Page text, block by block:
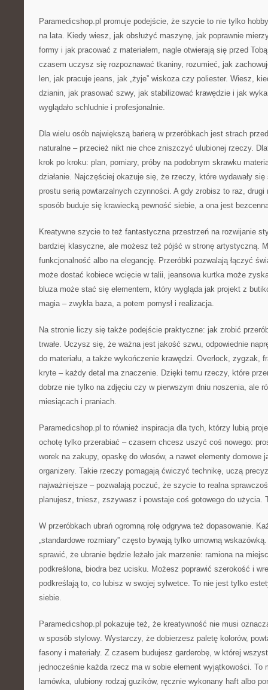
Paramedicshop.pl promuje podejście, że szycie to nie tylko
na lata. Kiedy wiesz, jak obsłużyć maszynę, jak poprawnie
formy i jak pracować z materiałem, nagle otwierają się przed
czasem uczysz się rozpoznawać tkaniny, rozumieć, jak
len, jak pracuje jeans, jak „żyje” wiskoza czy poliester. Wiesz,
dzianin, jak prasować szwy, jak stabilizować krawędzie i jak
wyglądało schludnie i profesjonalnie.
Dla wielu osób największą barierą w przeróbkach jest strach
naturalne – przecież nikt nie chce zniszczyć ulubionej rzeczy.
krok po kroku: plan, pomiary, próby na podobnym skrawku
działanie. Najczęściej okazuje się, że rzeczy, które wydawały
prostu serią powtarzalnych czynności. A gdy zrobisz to raz,
sposób buduje się krawiecką pewność siebie, a ona jest
Kreatywne szycie to też fantastyczna przestrzeń na rozwijanie
bardziej klasyczne, ale możesz też pójść w stronę artystyczną.
funkcjonalność albo na elegancję. Przeróbki pozwalają łączyć
może dostać kobiece wcięcie w talii, jeansowa kurtka może
bluza może stać się elementem, który wygląda jak projekt z
magia – zwykła baza, a potem pomysł i realizacja.
Na stronie liczy się także podejście praktyczne: jak zrobić
trwałe. Uczysz się, że ważna jest jakość szwu, odpowiednie
do materiału, a także wykończenie krawędzi. Overlock, zygzak,
kryte – każdy detal ma znaczenie. Dzięki temu rzeczy, które
dobrze nie tylko na zdjęciu czy w pierwszym dniu noszenia, ale
miesiącach i praniach.
Paramedicshop.pl to również inspiracja dla tych, którzy lubią
ochotę tylko przerabiać – czasem chcesz uszyć coś nowego:
worek na zakupy, opaskę do włosów, a nawet elementy domowe
organizery. Takie rzeczy pomagają ćwiczyć technikę, uczą
najważniejsze – pozwalają poczuć, że szycie to realna
planujesz, tniesz, zszywasz i powstaje coś gotowego do użycia.
W przeróbkach ubrań ogromną rolę odgrywa też dopasowanie.
„standardowe rozmiary” często bywają tylko umowną
sprawić, że ubranie będzie leżało jak marzenie: ramiona na
podkreślona, biodra bez ucisku. Możesz poprawić szerokość i
podkreślają to, co lubisz w swojej sylwetce. To nie jest tylko
siebie.
Paramedicshop.pl pokazuje też, że kreatywność nie musi
w sposób stylowy. Wystarczy, że dobierzesz paletę kolorów,
fasony i materiały. Z czasem budujesz garderobę, w której
jednocześnie każda rzecz ma w sobie element wyjątkowości. To
lamówka, ulubiony rodzaj guzików, ręcznie wykonany haft albo